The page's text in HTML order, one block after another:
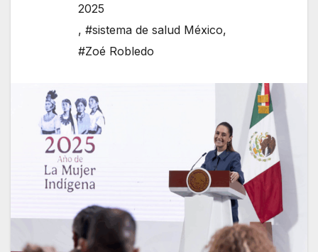
2025
, #sistema de salud México,
#Zoé Robledo